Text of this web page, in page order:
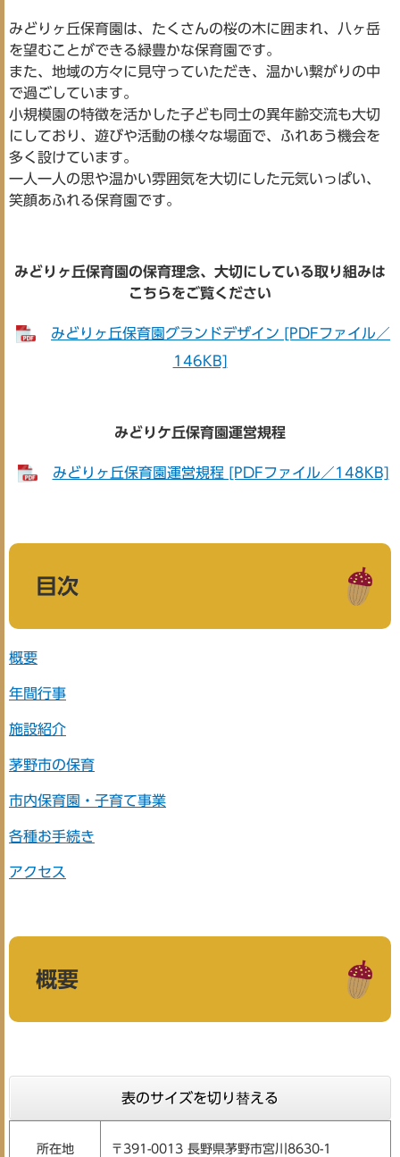
みどりヶ丘保育園は、たくさんの桜の木に囲まれ、八ヶ岳
を望むことができる緑豊かな保育園です。
また、地域の方々に見守っていただき、温かい繋がりの中
で過ごしています。
小規模園の特徴を活かした子ども同士の異年齢交流も大切
にしており、遊びや活動の様々な場面で、ふれあう機会を
多く設けています。
一人一人の思や温かい雰囲気を大切にした元気いっぱい、
笑顔あふれる保育園です。
みどりヶ丘保育園の保育理念、大切にしている取り組みは
こちらをご覧ください
みどりヶ丘保育園グランドデザイン [PDFファイル／
146KB]
みどりケ丘保育園運営規程
みどりヶ丘保育園運営規程 [PDFファイル／148KB]
目次
概要
年間行事
施設紹介
茅野市の保育
市内保育園・子育て事業
各種お手続き
アクセス
概要
表のサイズを切り替える
所在地 〒391-0013 長野県茅野市宮川8630-1